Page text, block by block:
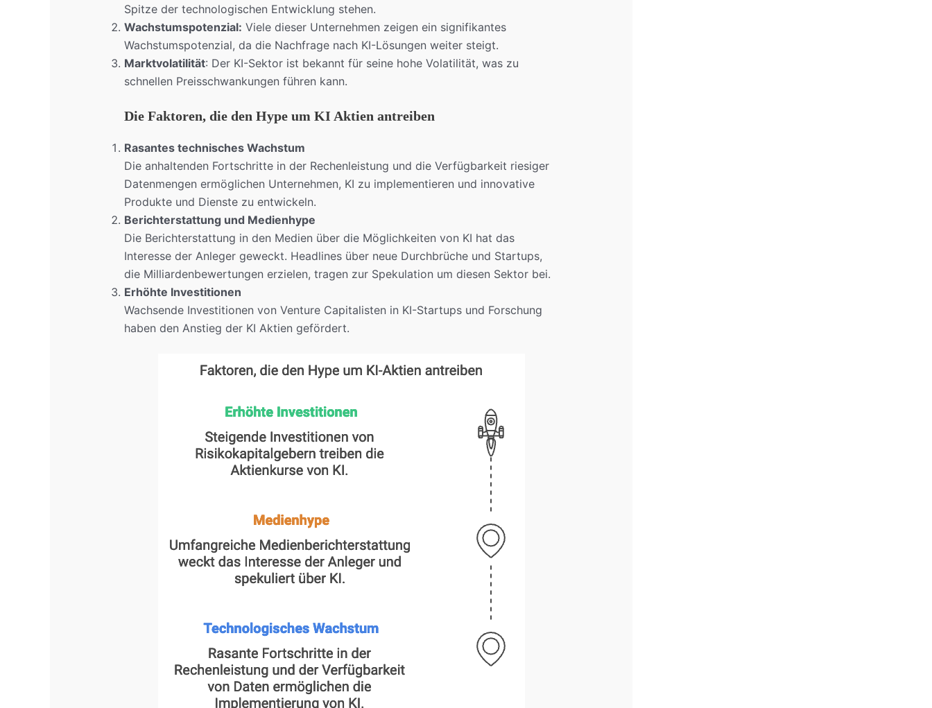
Spitze der technologischen Entwicklung stehen.
Wachstumspotenzial: Viele dieser Unternehmen zeigen ein signifikantes
Wachstumspotenzial, da die Nachfrage nach KI-Lösungen weiter steigt.
Marktvolatilität: Der KI-Sektor ist bekannt für seine hohe Volatilität, was zu
schnellen Preisschwankungen führen kann.
Die Faktoren, die den Hype um KI Aktien antreiben
Rasantes technisches Wachstum
Die anhaltenden Fortschritte in der Rechenleistung und die Verfügbarkeit riesiger
Datenmengen ermöglichen Unternehmen, KI zu implementieren und innovative
Produkte und Dienste zu entwickeln.
Berichterstattung und Medienhype
Die Berichterstattung in den Medien über die Möglichkeiten von KI hat das
Interesse der Anleger geweckt. Headlines über neue Durchbrüche und Startups,
die Milliardenbewertungen erzielen, tragen zur Spekulation um diesen Sektor bei.
Erhöhte Investitionen
Wachsende Investitionen von Venture Capitalisten in KI-Startups und Forschung
haben den Anstieg der KI Aktien gefördert.